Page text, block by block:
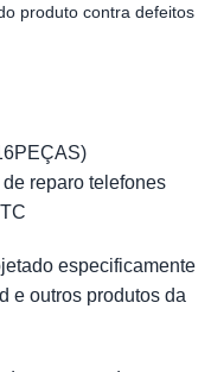
produto contra defeitos
reparo telefones
especificamente
e outros produtos da